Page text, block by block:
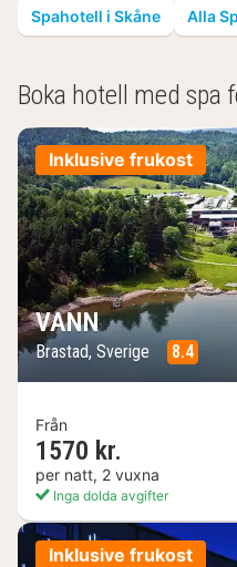
Spahotell i Skåne Alla
Boka hotell med spa
Inklusive frukost
VANN
Brastad, Sverige 8.4
Från
1570 kr.
per natt, 2 vuxna
Inga dolda avgifter
Inklusive frukost